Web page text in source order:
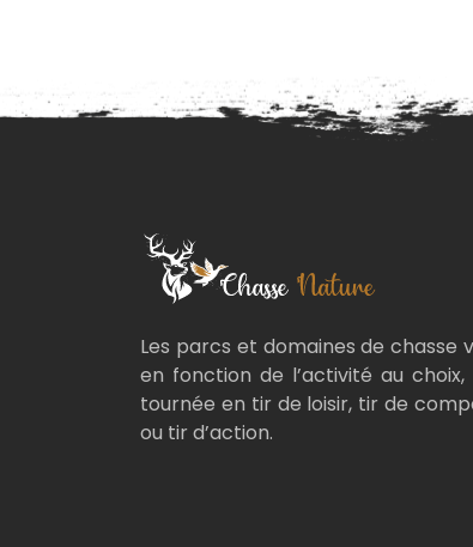
Les parcs et domaines de chasse
en fonction de l’activité au
tournée en tir de loisir, tir de
ou tir d’action.